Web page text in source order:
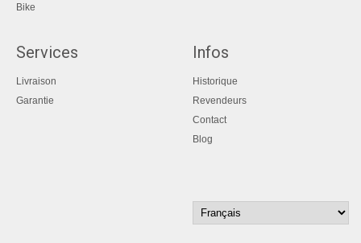
Bike
Services
Livraison
Garantie
Infos
Historique
Revendeurs
Contact
Blog